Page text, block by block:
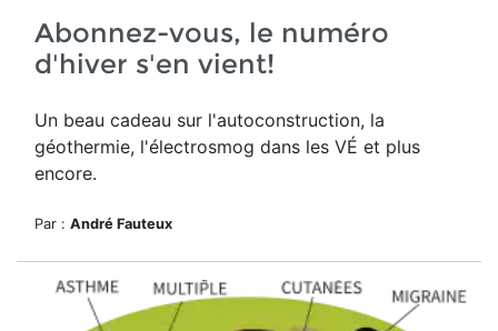
Abonnez-vous, le numéro
d'hiver s'en vient!
Un beau cadeau sur l'autoconstruction, la
géothermie, l'électrosmog dans les VÉ et plus
encore.
Par : André Fauteux